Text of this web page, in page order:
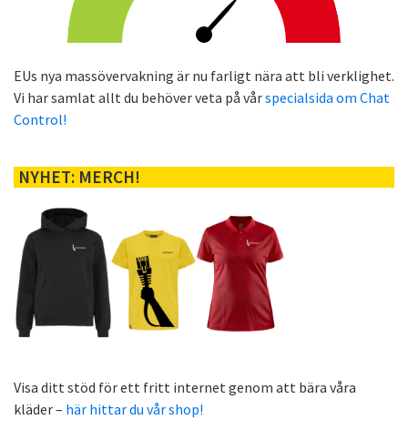
EUs nya massövervakning är nu farligt nära att bli verklighet.
Vi har samlat allt du behöver veta på vårspecialsida om Chat
Control!
NYHET: MERCH!
Visa ditt stöd för ett fritt internet genom att bära våra
kläder – här hittar du vår shop!